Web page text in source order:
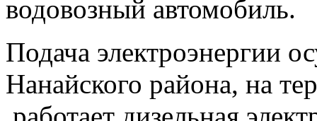
водовозный автомобиль.
Подача электроэнергии
Нанайского района, на